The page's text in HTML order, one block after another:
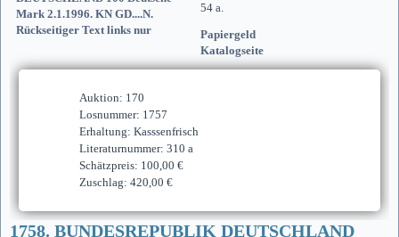
54 a.
Papiergeld
Katalogseite
Auktion: 170
Losnummer: 1757
Erhaltung: Kasssenfrisch
Literaturnummer: 310 a
Schätzpreis: 100,00 €
Zuschlag: 420,00 €
1758. BUNDESREPUBLIK DEUTSCHLAND